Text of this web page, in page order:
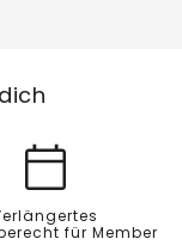
für Member